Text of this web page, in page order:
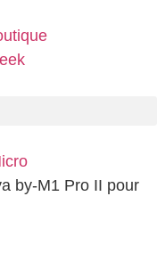
by-M1 Pro II pour